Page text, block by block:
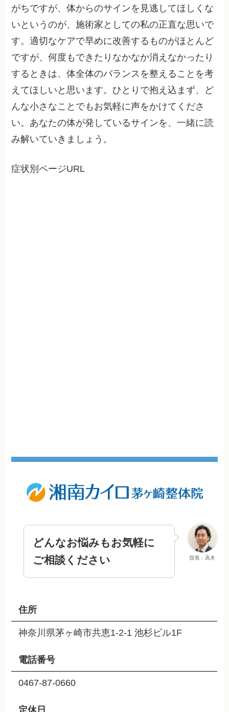
がちですが、体からのサインを見逃してほしくな
いというのが、施術家としての私の正直な思いで
す。適切なケアで早めに改善するものがほとんど
ですが、何度もできたりなかなか消えなかったり
するときは、体全体のバランスを整えることを考
えてほしいと思います。ひとりで抱え込まず、ど
んな小さなことでもお気軽に声をかけてくださ
い。あなたの体が発しているサインを、一緒に読
み解いていきましょう。
症状別ページURL
院長：高木
どんなお悩みもお気軽に
ご相談ください
住所
神奈川県茅ヶ崎市共恵1-2-1 池杉ビル1F
電話番号
0467-87-0660
定休日